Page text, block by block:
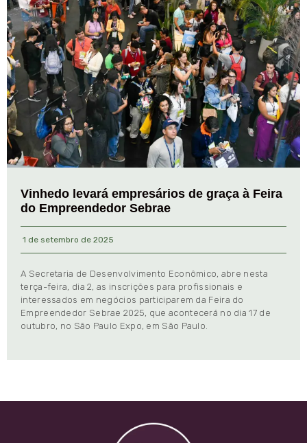
Vinhedo levará empresários de graça à Feira
do Empreendedor Sebrae
1 de setembro de 2025
A Secretaria de Desenvolvimento Econômico, abre nesta
terça-feira, dia 2, as inscrições para profissionais e
interessados em negócios participarem da Feira do
Empreendedor Sebrae 2025, que acontecerá no dia 17 de
outubro, no São Paulo Expo, em São Paulo.